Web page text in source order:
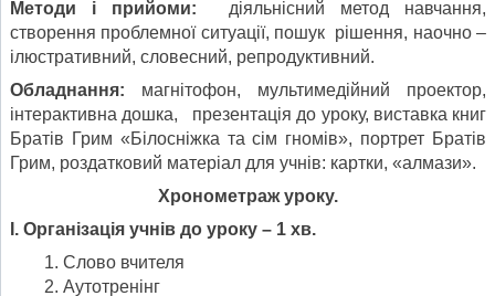
Методи і прийоми: діяльнісний метод навчання,
створення проблемної ситуації, пошук рішення, наочно –
ілюстративний, словесний, репродуктивний.
Обладнання: магнітофон, мультимедійний проектор,
інтерактивна дошка, презентація до уроку, виставка книг
Братів Грим «Білосніжка та сім гномів», портрет Братів
Грим, роздатковий матеріал для учнів: картки, «алмази».
Хронометраж уроку.
І. Організація учнів до уроку – 1 хв.
Слово вчителя
Аутотренінг